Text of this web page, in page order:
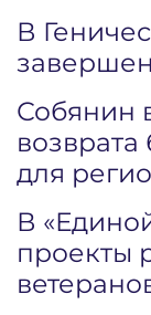
В
Собянин
для
В
проекты